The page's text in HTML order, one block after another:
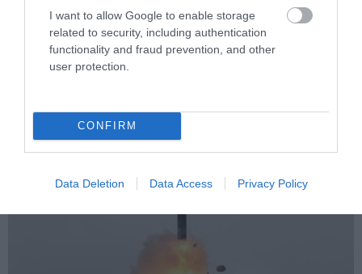
I want to allow Google to enable storage
related to security, including authentication
functionality and fraud prevention, and other
user protection.
CONFIRM
Data Deletion Data Access Privacy Policy
Θορυβήθηκαν οι Ουκρανοί με τις
δηλώσεις Ρώσου υποπτέραρχου: «S-400
κατέρριψαν 10 MiG-29 σε μόλις μια
05.08.2026 | 22:12